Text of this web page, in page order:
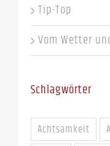
Tip-Top
Vom Wetter
Schlagwörter
Achtsamkeit